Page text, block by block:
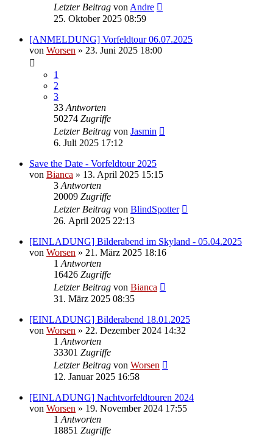
Letzter Beitrag von Andre
25. Oktober 2025 08:59
[ANMELDUNG] Vorfeldtour 06.07.2025
von Worsen » 23. Juni 2025 18:00
1
2
3
33 Antworten
50274 Zugriffe
Letzter Beitrag von Jasmin
6. Juli 2025 17:12
Save the Date - Vorfeldtour 2025
von Bianca » 13. April 2025 15:15
3 Antworten
20009 Zugriffe
Letzter Beitrag von BlindSpotter
26. April 2025 22:13
[EINLADUNG] Bilderabend im Skyland - 05.04.2025
von Worsen » 21. März 2025 18:16
1 Antworten
16426 Zugriffe
Letzter Beitrag von Bianca
31. März 2025 08:35
[EINLADUNG] Bilderabend 18.01.2025
von Worsen » 22. Dezember 2024 14:32
1 Antworten
33301 Zugriffe
Letzter Beitrag von Worsen
12. Januar 2025 16:58
[EINLADUNG] Nachtvorfeldtouren 2024
von Worsen » 19. November 2024 17:55
1 Antworten
18851 Zugriffe